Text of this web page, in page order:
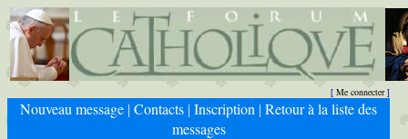
[ Me connecter]
Nouveau message | Contacts | Inscription | Retour à la liste des
messages